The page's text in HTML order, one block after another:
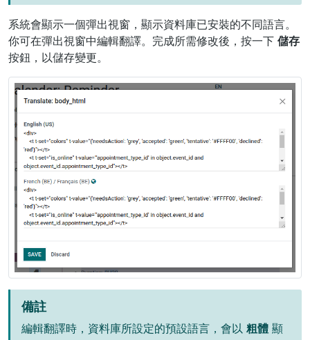
系統會顯示一個彈出視窗，顯示資料庫已安裝的不同語言。
你可在彈出視窗中編輯翻譯。完成所需修改後，按一下 儲存
按鈕，以儲存變更。
備註
編輯翻譯時，資料庫所設定的預設語言，會以 粗體 顯